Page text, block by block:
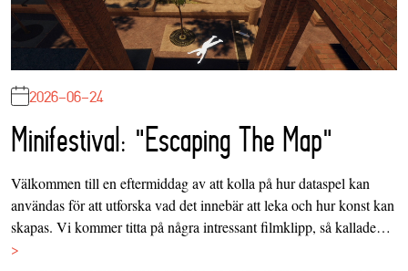
2026-06-24
Minifestival: "Escaping The Map"
Välkommen till en eftermiddag av att kolla på hur dataspel kan
användas för att utforska vad det innebär att leka och hur konst kan
skapas. Vi kommer titta på några intressant filmklipp, så kallade…
>